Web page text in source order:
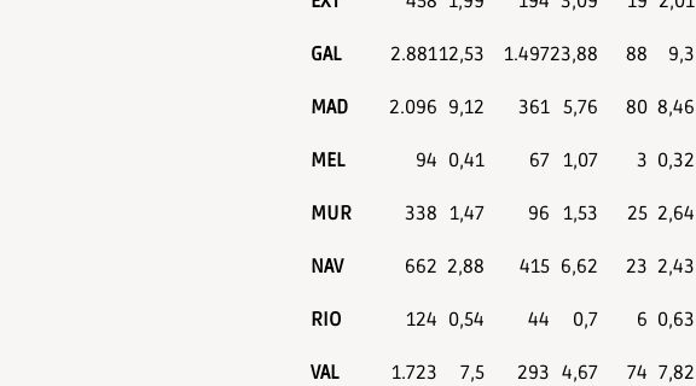
GAL 2.88112,53 1.49723,88 88 9,3
MAD 2.096 9,12 361 5,76 80 8,46
MEL 94 0,41 67 1,07 3 0,32
MUR 338 1,47 96 1,53 25 2,64
NAV 662 2,88 415 6,62 23 2,43
RIO 124 0,54 44 0,7 6 0,63
VAL 1.723 7,5 293 4,67 74 7,82